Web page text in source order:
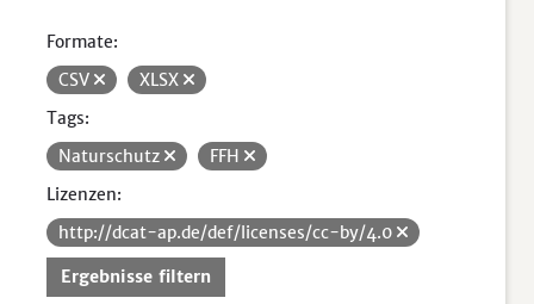
Formate:
CSV
XLSX
Tags:
Naturschutz
FFH
Lizenzen:
http://dcat-ap.de/def/licenses/cc-by/4.0
Ergebnisse filtern